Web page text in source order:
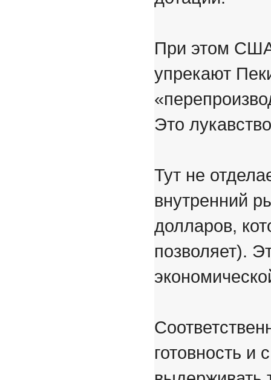
При этом
упрекают
Это
Тут не
внутренний
долларов,
позволяет).
готовность и